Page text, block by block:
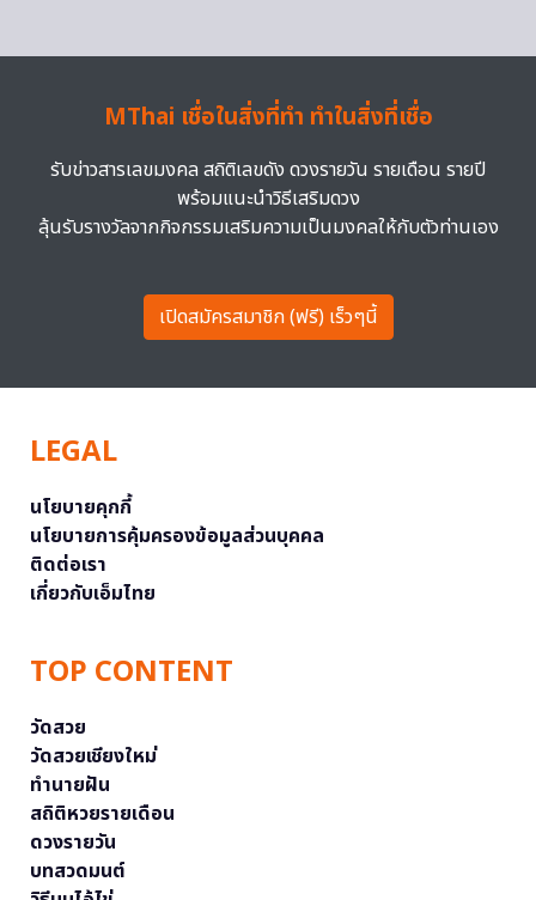
MThai เชื่อในสิ่งที่ทำ ทำในสิ่งที่เชื่อ
รับข่าวสารเลขมงคล สถิติเลขดัง ดวงรายวัน รายเดือน รายปี
พร้อมแนะนำวิธีเสริมดวง
ลุ้นรับรางวัลจากกิจกรรมเสริมความเป็นมงคลให้กับตัวท่านเอง
เปิดสมัครสมาชิก (ฟรี) เร็วๆนี้
LEGAL
นโยบายคุกกี้
นโยบายการคุ้มครองข้อมูลส่วนบุคคล
ติดต่อเรา
เกี่ยวกับเอ็มไทย
TOP CONTENT
วัดสวย
วัดสวยเชียงใหม่
ทำนายฝัน
สถิติหวยรายเดือน
ดวงรายวัน
บทสวดมนต์